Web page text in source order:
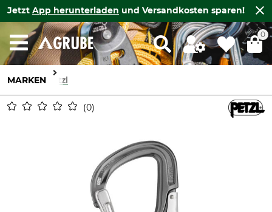
Jetzt App herunterladen und Versandkosten sparen!
0
MARKEN Petzl
0